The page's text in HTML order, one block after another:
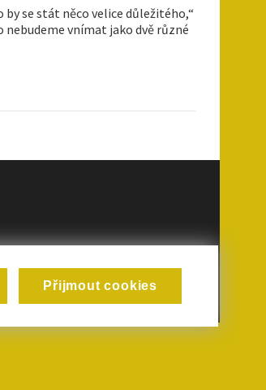
by se stát něco velice důležitého,“
nebudeme vnímat jako dvě různé
Přijmout cookies